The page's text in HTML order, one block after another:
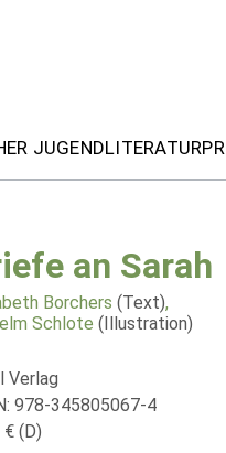
an Sarah
Borchers (Text),
Schlote (Illustration)
Verlag
978-345805067-4
(D)